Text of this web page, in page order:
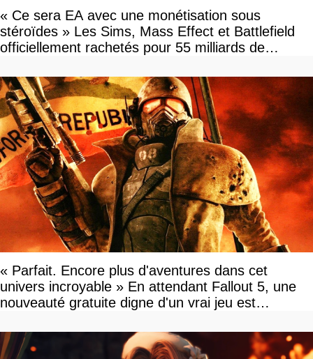
« Ce sera EA avec une monétisation sous
stéroïdes » Les Sims, Mass Effect et Battlefield
officiellement rachetés pour 55 milliards de
« Parfait. Encore plus d'aventures dans cet
univers incroyable » En attendant Fallout 5, une
nouveauté gratuite digne d'un vrai jeu est